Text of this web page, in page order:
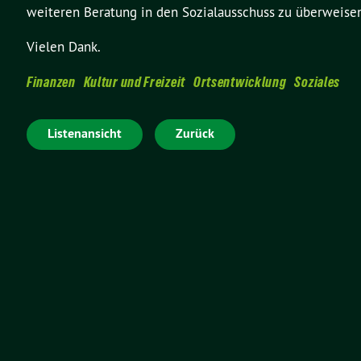
weiteren Beratung in den Sozialausschuss zu
Vielen Dank.
Finanzen Kultur und Freizeit Ortsentwicklung Soziales
Listenansicht Zurück